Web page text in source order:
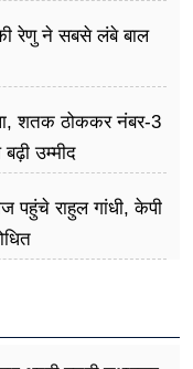
रेणु ने सबसे लंबे बाल
शतक ठोककर नंबर-3
उम्मीद
पहुंचे राहुल गांधी, केपी